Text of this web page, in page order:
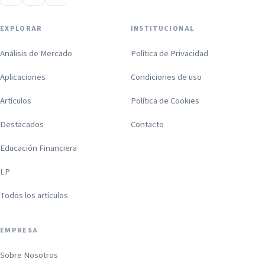
EXPLORAR
Análisis de Mercado
Aplicaciones
Artículos
Destacados
Educación Financiera
LP
Todos los artículos
INSTITUCIONAL
Política de Privacidad
Condiciones de uso
Política de Cookies
Contacto
EMPRESA
Sobre Nosotros